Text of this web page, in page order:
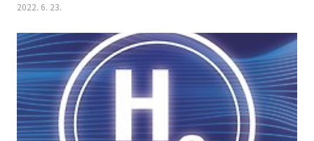
물·주택의 에너지 효율을 높일 경우 공사비의 100%를 무이자로 융자 지
원하는 것이다. (뉴스 이어보기)
2022. 6. 23.